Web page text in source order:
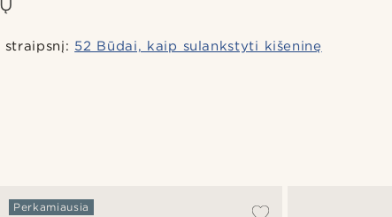
52 Būdai, kaip sulankstyti kišeninę
Perkamiausia